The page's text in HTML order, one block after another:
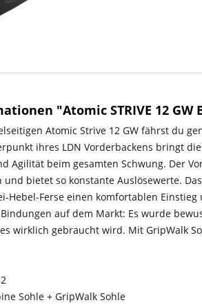
"Atomic STRIVE 12 GW
Atomic Strive 12 GW fährst du
ihres LDN Vorderbackens bringt
Agilität beim gesamten Schwung. Der
und bietet so konstante Auslösewerte.
Hebel-Ferse einen komfortablen
auf dem Markt: Es wurde
wirklich gebraucht wird. Mit GripWalk
Sohle + GripWalk Sohle